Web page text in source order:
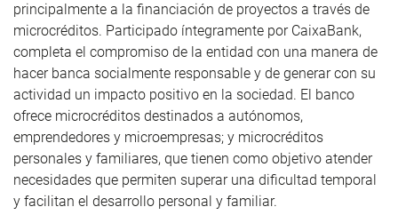
principalmente a la financiación de proyectos a través de
microcréditos. Participado íntegramente por CaixaBank,
completa el compromiso de la entidad con una manera de
hacer banca socialmente responsable y de generar con su
actividad un impacto positivo en la sociedad. El banco
ofrece microcréditos destinados a autónomos,
emprendedores y microempresas; y microcréditos
personales y familiares, que tienen como objetivo atender
necesidades que permiten superar una dificultad temporal
y facilitan el desarrollo personal y familiar.